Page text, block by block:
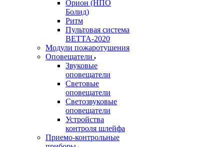
Орион (НПО
Болид)
Ритм
Пультовая система
ВЕТТА-2020
Модули пожаротушения
Оповещатели
Звуковые
оповещатели
Световые
оповещатели
Светозвуковые
оповещатели
Устройства
контроля шлейфа
Приемо-контрольные